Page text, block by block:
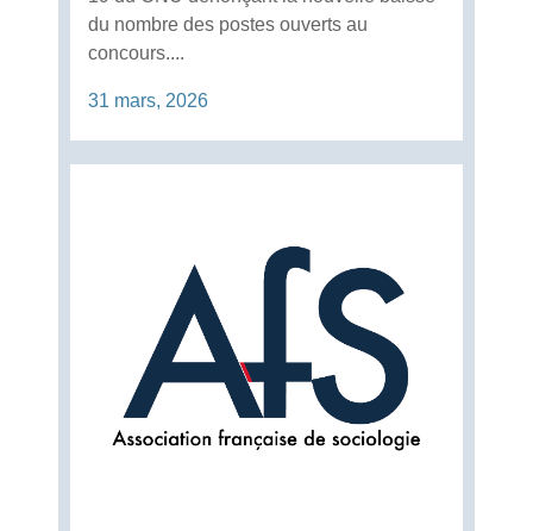
du nombre des postes ouverts au
concours....
31 mars, 2026